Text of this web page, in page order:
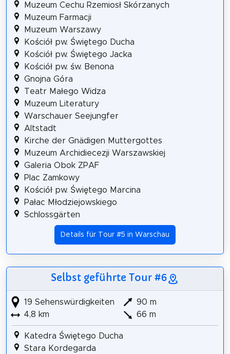
Muzeum Cechu Rzemiosł Skórzanych
Muzeum Farmacji
Muzeum Warszawy
Kościół pw. Świętego Ducha
Kościół pw. Świętego Jacka
Kościół pw. św. Benona
Gnojna Góra
Teatr Małego Widza
Muzeum Literatury
Warschauer Seejungfer
Altstadt
Kirche der Gnädigen Muttergottes
Muzeum Archidiecezji Warszawskiej
Galeria Obok ZPAF
Plac Zamkowy
Kościół pw. Świętego Marcina
Pałac Młodziejowskiego
Schlossgärten
Details für Tour #5 in Warschau
Selbst geführte Tour #6
19 Sehenswürdigkeiten
4,8 km
90 m
66 m
Katedra Świętego Ducha
Stara Kordegarda